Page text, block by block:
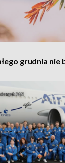
grudnia nie